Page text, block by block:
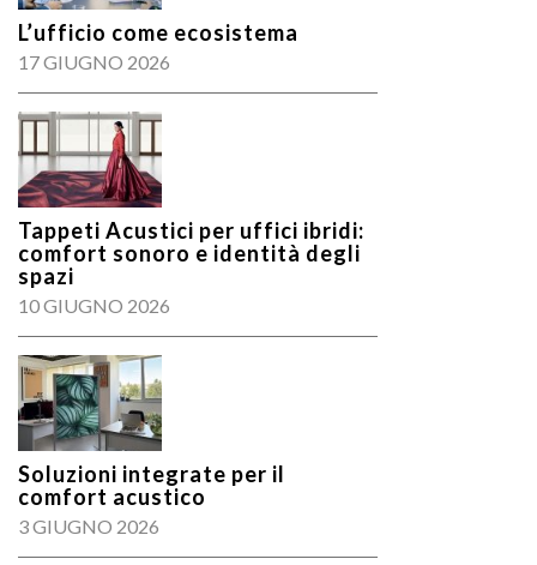
L’ufficio come ecosistema
17 GIUGNO 2026
Tappeti Acustici per uffici ibridi:
comfort sonoro e identità degli
spazi
10 GIUGNO 2026
Soluzioni integrate per il
comfort acustico
3 GIUGNO 2026